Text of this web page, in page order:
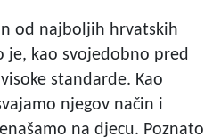
od najboljih hrvatskih
je, kao svojedobno pred
standarde. Kao
njegov način i
na djecu. Poznato